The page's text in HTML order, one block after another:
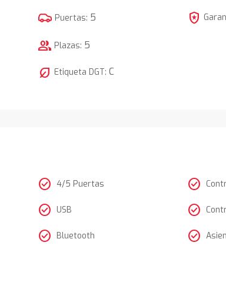
Puertas: 5
group Plazas: 5
nest_eco_leaf Etiqueta DGT:C
local_police
check_circle 4/5 Puertas
check_circle USB
check_circle Bluetooth
check_circle
check_circle
check_circle